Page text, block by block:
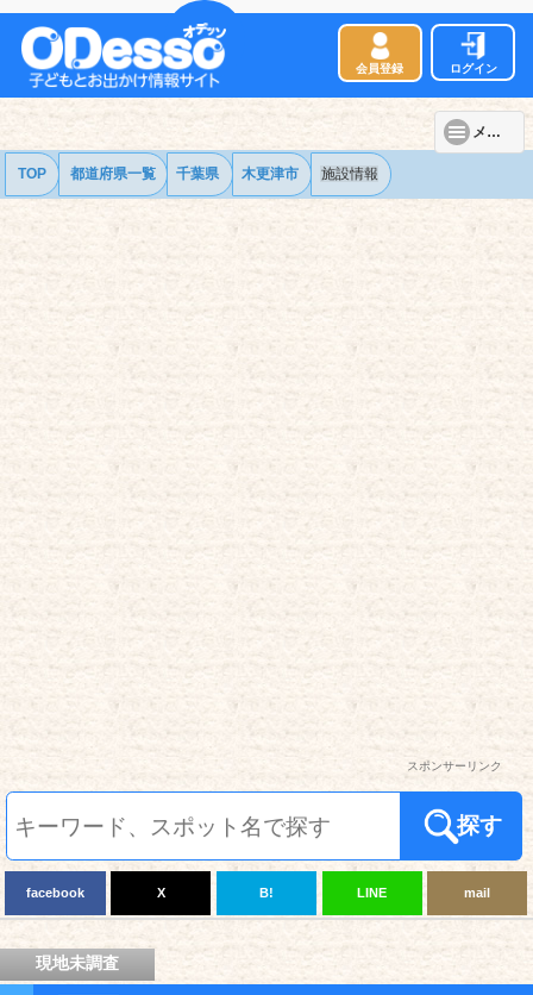
会員登録 ログイン
メニュー
TOP 都道府県一覧 千葉県 木更津市 施設情報
スポンサーリンク
探す
facebook X B! LINE mail
現地未調査